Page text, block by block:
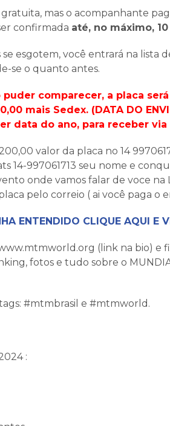
mas o acompanhante
confirmada até, no máximo,
se esgotem, você entrará na lista
se o quanto antes.
puder comparecer, a placa
mais Sedex. (DATA DO
data do ano, para receber
valor da placa no 14
14-997061713 seu nome e
onde vamos falar de voce na
pelo correio ( ai você paga o
ENTENDIDO CLIQUE AQUI E
www.mtmworld.org (link na bio)
fotos e tudo sobre o
#mtmbrasil e #mtmworld.
: